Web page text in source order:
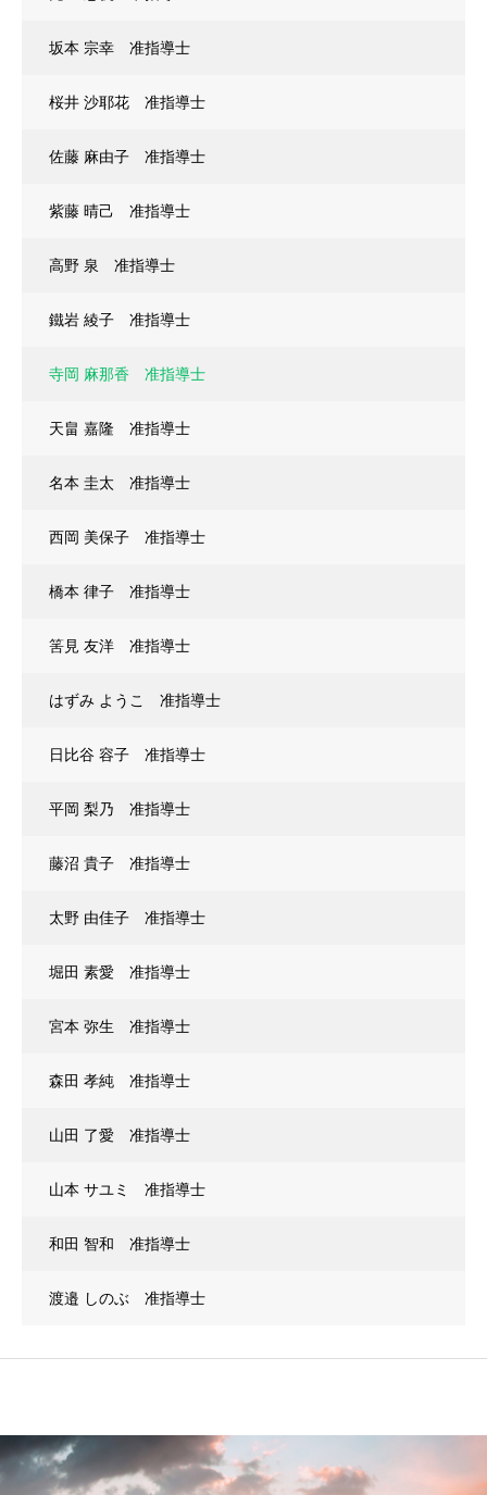
坂本 宗幸 准指導士
桜井 沙耶花 准指導士
佐藤 麻由子 准指導士
紫藤 晴己 准指導士
高野 泉 准指導士
鐵岩 綾子 准指導士
寺岡 麻那香 准指導士
天畠 嘉隆 准指導士
名本 圭太 准指導士
西岡 美保子 准指導士
橋本 律子 准指導士
筈見 友洋 准指導士
はずみ ようこ 准指導士
日比谷 容子 准指導士
平岡 梨乃 准指導士
藤沼 貴子 准指導士
太野 由佳子 准指導士
堀田 素愛 准指導士
宮本 弥生 准指導士
森田 孝純 准指導士
山田 了愛 准指導士
山本 サユミ 准指導士
和田 智和 准指導士
渡邉 しのぶ 准指導士